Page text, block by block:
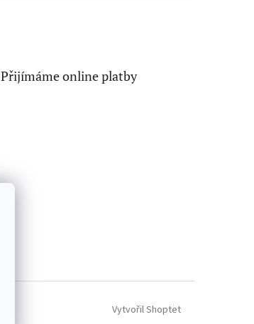
Přijímáme online platby
Vytvořil Shoptet